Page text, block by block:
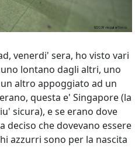
venerdi' sera, ho visto vari
lontano dagli altri, uno
altro appoggiato ad un
questa e' Singapore (la
sicura), e se erano dove
deciso che dovevano essere
azzurri sono per la nascita